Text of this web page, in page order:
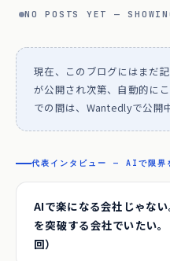
NO POSTS YET —
現在、このブログにはまだ
が公開され次第、自動的に
での間は、Wantedlyで公開
代表インタビュー — AIで限界
AIで楽になる会社じゃな
を突破する会社でいたい
回）